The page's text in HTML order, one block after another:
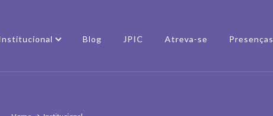
Blog JPIC Atreva-se Presenças